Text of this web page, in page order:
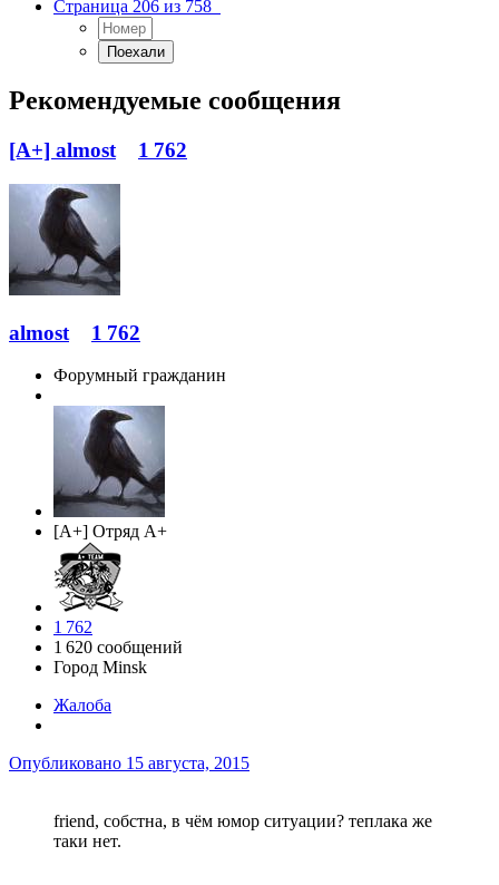
Страница 206 из 758
Рекомендуемые сообщения
[A+] almost 1 762
almost 1 762
Форумный гражданин
[A+] Отряд A+
1 762
1 620 сообщений
Город Minsk
Жалоба
Опубликовано 15 августа, 2015
friend, собстна, в чём юмор ситуации? теплака же
таки нет.